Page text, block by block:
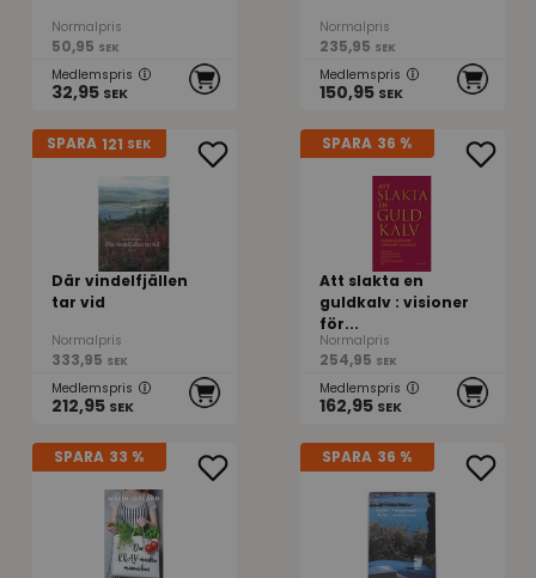
Normalpris
50,95 SEK
Medlemspris
32,95 SEK
Normalpris
235,95 SEK
Medlemspris
150,95 SEK
SPARA 121 SEK
Där vindelfjällen
tar vid
Normalpris
333,95 SEK
Medlemspris
212,95 SEK
SPARA 36 %
Att slakta en
guldkalv : visioner
för...
Normalpris
254,95 SEK
Medlemspris
162,95 SEK
SPARA 33 % SPARA 36 %